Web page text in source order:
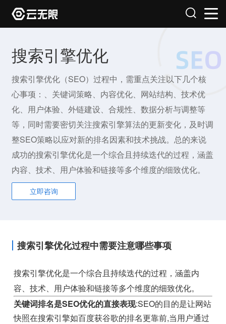
搜索引擎优化
搜索引擎优化（SEO）过程中，需重点关注以下几个核
心事项：、关键词策略、内容优化、网站结构、技术优
化、用户体验、外链建设、合规性、数据分析与调整等
等，同时需要密切关注搜索引擎算法的更新变化，及时调
整SEO策略以应对新的排名因素和技术挑战。总的来说
成功的搜索引擎优化是一个综合且持续迭代的过程，涵盖
内容、技术、用户体验和链接等多个维度的细致优化。
立即咨询
搜索引擎优化过程中需要注意哪些事项
搜索引擎优化是一个综合且持续迭代的过程，涵盖内
容、技术、用户体验和链接等多个维度的细致优化。
关键词排名是SEO优化的直接表现:SEO的目的是让网站
快照在搜索引擎如百度获谷歌的排名更靠前,当用户通过